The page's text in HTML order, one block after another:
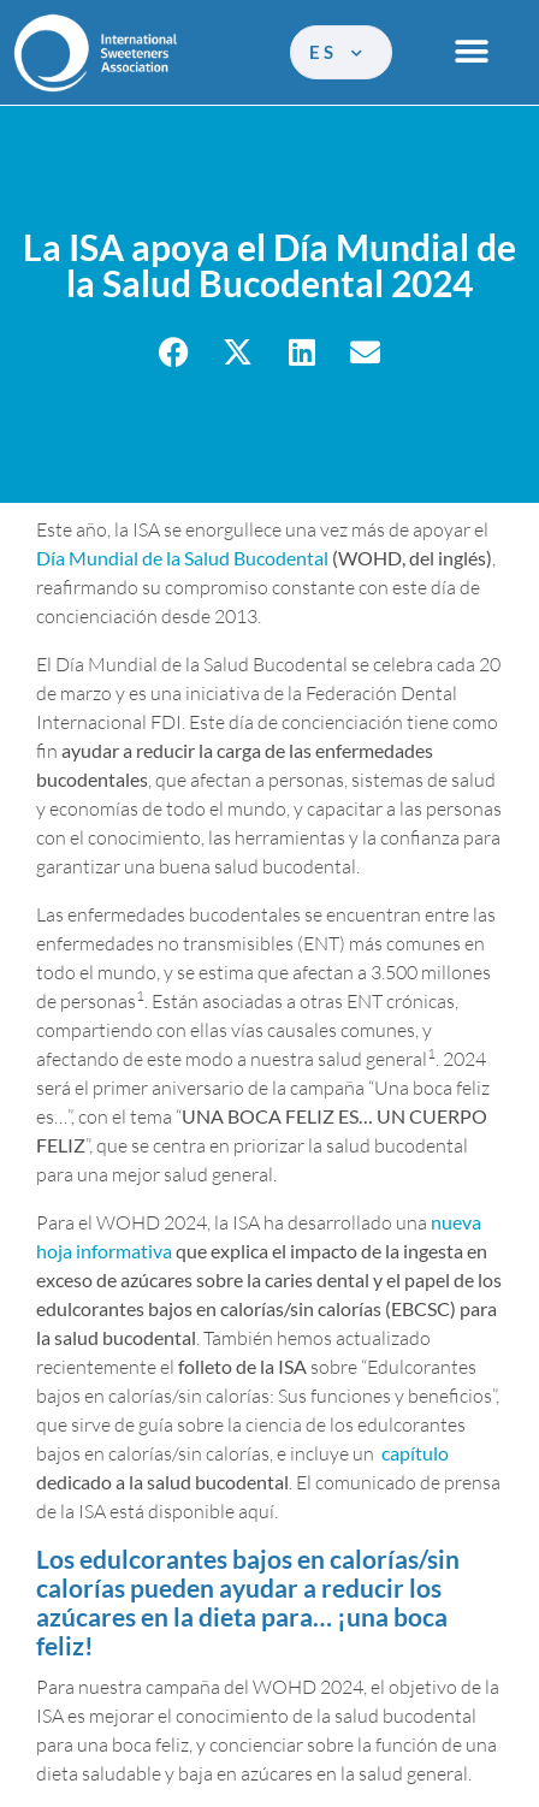
ES
La ISA apoya el Día Mundial de
la Salud Bucodental 2024
Este año, la ISA se enorgullece una vez más de apoyar el
Día Mundial de la Salud Bucodental (WOHD, del inglés)
reafirmando su compromiso constante con este día de
concienciación desde 2013.
El Día Mundial de la Salud Bucodental se celebra cada 20
de marzo y es una iniciativa de la Federación Dental
Internacional FDI. Este día de concienciación tiene como
fin ayudar a reducir la carga de las enfermedades
bucodentales , que afectan a personas, sistemas de salud
y economías de todo el mundo, y capacitar a las personas
con el conocimiento, las herramientas y la confianza para
garantizar una buena salud bucodental.
Las enfermedades bucodentales se encuentran entre las
enfermedades no transmisibles (ENT) más comunes en
todo el mundo, y se estima que afectan a 3.500 millones
de personas1 . Están asociadas a otras ENT crónicas,
compartiendo con ellas vías causales comunes, y
afectando de este modo a nuestra salud general1 . 2024
será el primer aniversario de la campaña “Una boca feliz
es…”, con el tema “UNA BOCA FELIZ ES… UN CUERPO
FELIZ”, que se centra en priorizar la salud bucodental
para una mejor salud general.
Para el WOHD 2024, la ISA ha desarrollado una nueva
hoja informativaque explica el impacto de la ingesta en
exceso de azúcares sobre la caries dental y el papel de los
edulcorantes bajos en calorías/sin calorías (EBCSC) para
la salud bucodental . También hemos actualizado
recientemente el folleto de la ISA sobre “Edulcorantes
bajos en calorías/sin calorías: Sus funciones y beneficios”,
que sirve de guía sobre la ciencia de los edulcorantes
bajos en calorías/sin calorías, e incluye un capítulo
dedicado a la salud bucodental . El comunicado de prensa
de la ISA está disponible aquí.
Los edulcorantes bajos en calorías/sin
calorías pueden ayudar a reducir los
azúcares en la dieta para… ¡una boca
feliz!
Para nuestra campaña del WOHD 2024, el objetivo de la
ISA es mejorar el conocimiento de la salud bucodental
para una boca feliz, y concienciar sobre la función de una
dieta saludable y baja en azúcares en la salud general.